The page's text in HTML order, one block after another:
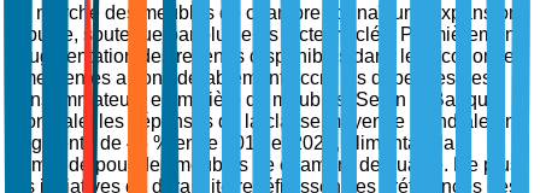
Le marché des meubles de chambre connaît une expansion
robuste, soutenue par plusieurs facteurs clés. Premièrement,
l'augmentation des revenus disponibles dans les économies
émergentes a considérablement accru les dépenses des
consommateurs en matière de meubles. Selon la Banque
mondiale, les dépenses de la classe moyenne mondiale ont
augmenté de 45 % entre 2018 et 2023, alimentant la
demande pour des meubles de chambre de qualité. De plus,
les initiatives de durabilité redéfinissent les préférences des